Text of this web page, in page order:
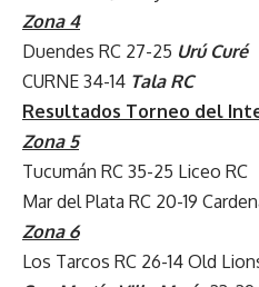
Zona 4
Duendes RC 27-25 Urú Curé
CURNE 34-14 Tala RC
Resultados Torneo del
Zona 5
Tucumán RC 35-25 Liceo RC
Mar del Plata RC 20-19
Zona 6
Los Tarcos RC 26-14 Old